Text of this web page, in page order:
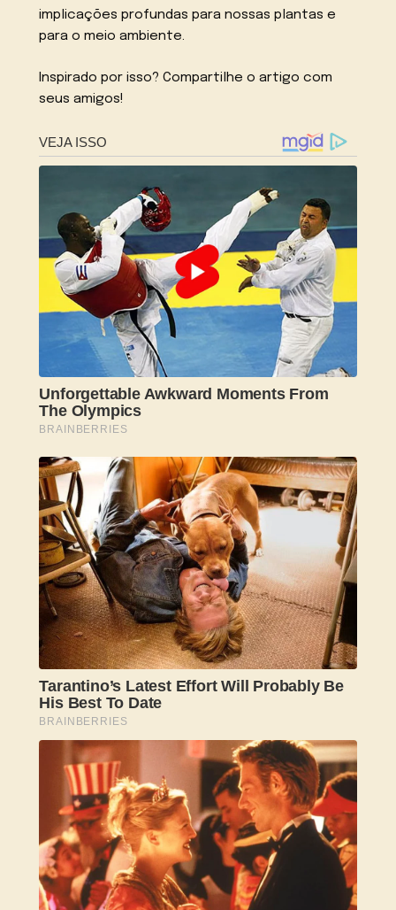
implicações profundas para nossas plantas e
para o meio ambiente.
Inspirado por isso? Compartilhe o artigo com
seus amigos!